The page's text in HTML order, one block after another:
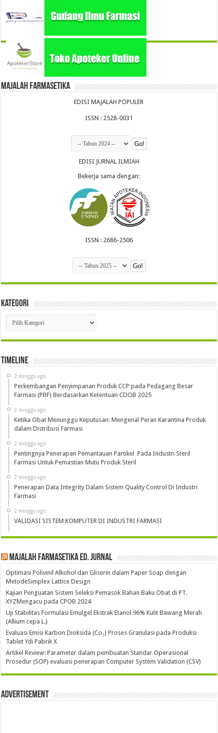
Majalah Farmasetika
EDISI MAJALAH POPULER
ISSN : 2528-0031
EDISI JURNAL ILMIAH
Bekerja sama dengan:
ISSN : 2686-2506
Kategori
Kategori
Timeline
2 minggu ago
Perkembangan Penyimpanan Produk CCP pada Pedagang Besar
Farmasi (PBF) Berdasarkan Ketentuan CDOB 2025
2 minggu ago
Ketika Obat Menunggu Keputusan: Mengenal Peran Karantina Produk
dalam Distribusi Farmasi
2 minggu ago
Pentingnya Penerapan Pemantauan Partikel Pada Industri Steril
Farmasi Untuk Pemastian Mutu Produk Steril
2 minggu ago
Penerapan Data Integrity Dalam Sistem Quality Control Di Industri
Farmasi
2 minggu ago
VALIDASI SISTEM KOMPUTER DI INDUSTRI FARMASI
Majalah Farmasetika Ed. Jurnal
Optimasi Polivinil Alkohol dan Gliserin dalam Paper Soap dengan
MetodeSimplex Lattice Design
Kajian Penguatan Sistem Seleksi Pemasok Bahan Baku Obat di PT.
XYZMengacu pada CPOB 2024
Uji Stabilitas Formulasi Emulgel Ekstrak Etanol 96% Kulit Bawang Merah
(Allium cepa L.)
Evaluasi Emisi Karbon Dioksida (Co₂) Proses Granulasi pada Produksi
Tablet Ydi Pabrik X
Artikel Review: Parameter dalam pembuatan Standar Operasional
Prosedur (SOP) evaluasi penerapan Computer System Validation (CSV)
Advertisement